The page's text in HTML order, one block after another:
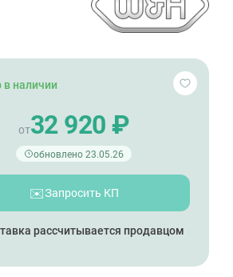
в наличии
от32 920 ₽
обновлено 23.05.26
✉️Запросить КП
рассчитывается продавцом